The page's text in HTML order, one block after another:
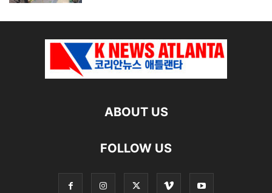
ABOUT US
FOLLOW US